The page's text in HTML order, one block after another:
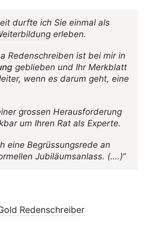
durfte ich Sie einmal als
erleben.
Reden­schreiben ist bei mir in
geblieben und Ihr Merk­blatt
wenn es darum geht, eine
grossen Heraus­for­de­rung
um Ihren Rat als Experte.
eine Begrüs­sungs­rede an
Jubiläumsanlass. (….)“
Reden­schreiber